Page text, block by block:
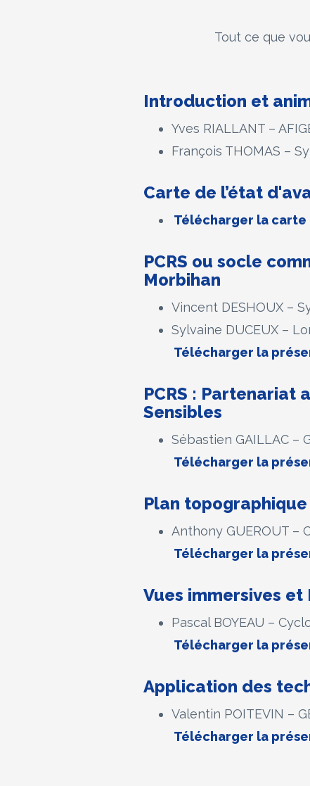
Tout ce que
Introduction et
Yves RIALLANT –
François THOMAS –
Carte de l’état
Télécharger la carte
PCRS ou socle
Morbihan
Vincent DESHOUX –
Sylvaine DUCEUX –
Télécharger la
PCRS : Partenariat
Sensibles
Sébastien GAILLAC –
Télécharger la
Plan
Anthony GUEROUT –
Télécharger la
Vues immersives et
Pascal BOYEAU –
Télécharger la
Application des
Valentin POITEVIN –
Télécharger la